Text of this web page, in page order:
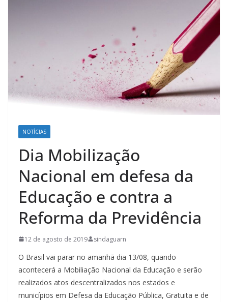
NOTÍCIAS
Dia Mobilização
Nacional em defesa da
Educação e contra a
Reforma da Previdência
12 de agosto de 2019 sindaguarn
O Brasil vai parar no amanhã dia 13/08, quando
acontecerá a Mobiliação Nacional da Educação e serão
realizados atos descentralizados nos estados e
municípios em Defesa da Educação Pública, Gratuita e de